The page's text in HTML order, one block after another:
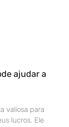
ajudar a
valiosa para
lucros. Ele